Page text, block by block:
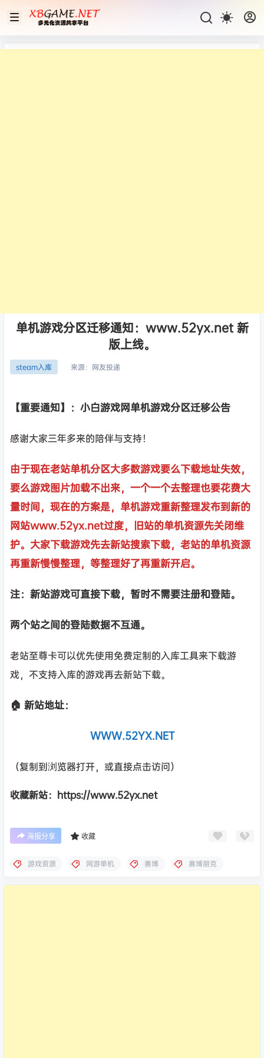
单机游戏分区迁移通知：www.52yx.net 新
版上线。
steam入库 来源： 网友投递
【重要通知】：小白游戏网单机游戏分区迁移公告
感谢大家三年多来的陪伴与支持！
由于现在老站单机分区大多数游戏要么下载地址失效，
要么游戏图片加载不出来，一个一个去整理也要花费大
量时间，现在的方案是，单机游戏重新整理发布到新的
网站www.52yx.net过度，旧站的单机资源先关闭维
护。大家下载游戏先去新站搜索下载，老站的单机资源
再重新慢慢整理，等整理好了再重新开启。
注：新站游戏可直接下载，暂时不需要注册和登陆。
两个站之间的登陆数据不互通。
老站至尊卡可以优先使用免费定制的入库工具来下载游
戏，不支持入库的游戏再去新站下载。
🏠 新站地址：
WWW.52YX.NET
（复制到浏览器打开，或直接点击访问）
收藏新站：https://www.52yx.net
海报分享 收藏
游戏资源 网游单机 赛博 赛博朋克